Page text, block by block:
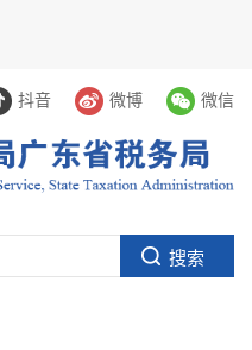
抖音 微博 微信